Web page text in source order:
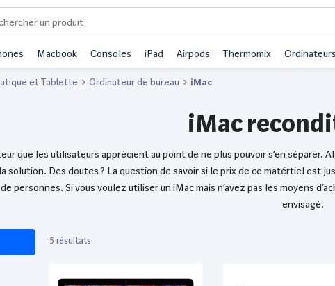
Macbook Consoles iPad Airpods Thermomix
et Tablette Ordinateur de bureau iMac
iMac
que les utilisateurs apprécient au point de ne plus pouvoir s’en séparer.
Des doutes ? La question de savoir si le prix de ce matértiel est
personnes. Si vous voulez utiliser un iMac mais n’avez pas les moyens
envisagé.
5 résultats